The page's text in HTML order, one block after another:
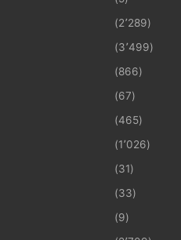
(2٬289)
(3٬499)
(866)
(67)
(465)
(1٬026)
(31)
(33)
(9)